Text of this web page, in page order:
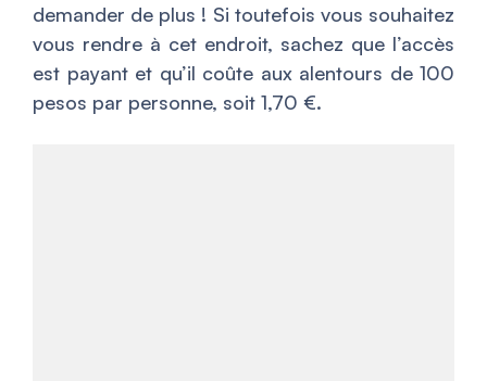
demander de plus ! Si toutefois vous souhaitez
vous rendre à cet endroit, sachez que l’accès
est payant et qu’il coûte aux alentours de 100
pesos par personne, soit 1,70 €.